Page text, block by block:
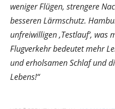
weniger Flügen, strengere
besseren Lärmschutz.
unfreiwilligen ‚Testlauf‘, was
Flugverkehr bedeutet mehr
und erholsamen Schlaf und
Lebens!“